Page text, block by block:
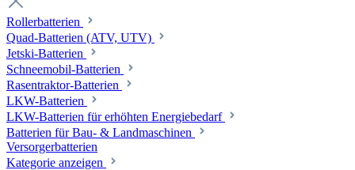
Rollerbatterien
Quad-Batterien (ATV, UTV)
Jetski-Batterien
Schneemobil-Batterien
Rasentraktor-Batterien
LKW-Batterien
LKW-Batterien für erhöhten Energiebedarf
Batterien für Bau- & Landmaschinen
Versorgerbatterien
Kategorie anzeigen